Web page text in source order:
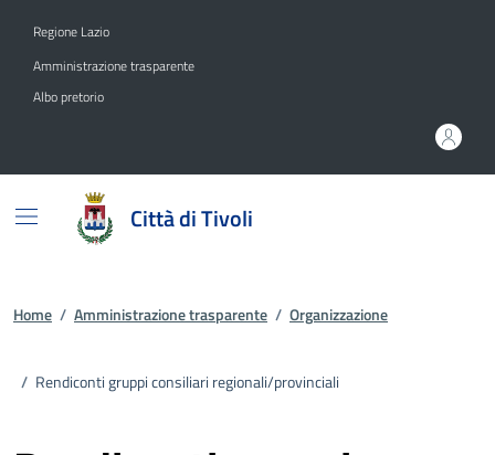
Regione Lazio
Amministrazione trasparente
Albo pretorio
Città di Tivoli
Home / Amministrazione trasparente / Organizzazione
/ Rendiconti gruppi consiliari regionali/provinciali